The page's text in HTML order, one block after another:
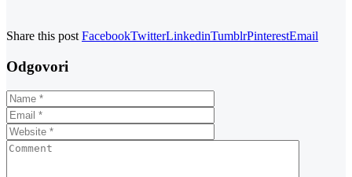
Share this post FacebookTwitterLinkedinTumblrPinterestEmail
Odgovori